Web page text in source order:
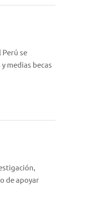
se
medias becas
de apoyar